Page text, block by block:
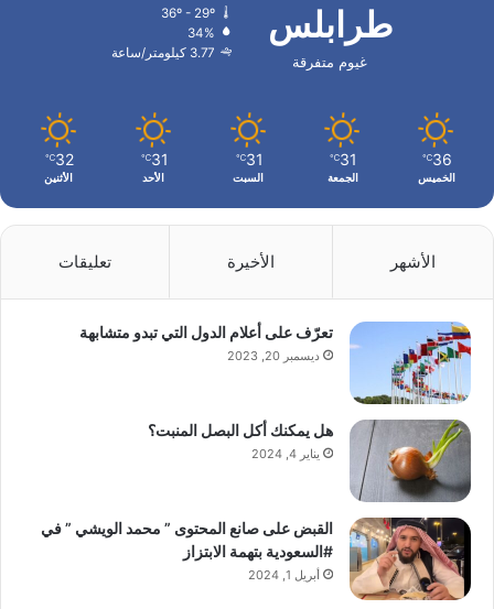
طرابلس
غيوم متفرقة
36º - 29º
34%
3.77 كيلومتر/ساعة
36
℃
الخميس
31
℃
الجمعة
31
℃
السبت
31
℃
الأحد
32
℃
الأثنين
الأشهر الأخيرة تعليقات
تعرّف على أعلام الدول التي تبدو متشابهة
ديسمبر 20, 2023
هل يمكنك أكل البصل المنبت؟
يناير 4, 2024
القبض على صانع المحتوى ” محمد الويشي ” في
#السعودية بتهمة الابتزاز
أبريل 1, 2024